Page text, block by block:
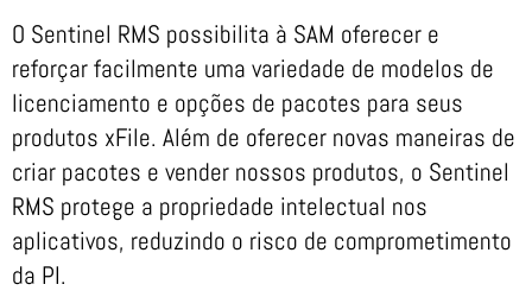
O Sentinel RMS possibilita à SAM oferecer e
reforçar facilmente uma variedade de modelos de
licenciamento e opções de pacotes para seus
produtos xFile. Além de oferecer novas maneiras de
criar pacotes e vender nossos produtos, o Sentinel
RMS protege a propriedade intelectual nos
aplicativos, reduzindo o risco de comprometimento
da PI.